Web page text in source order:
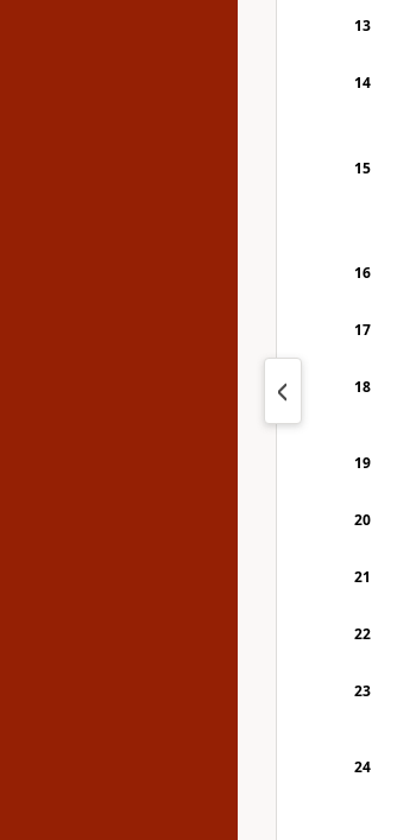
13
14
15
16
17
18
19
20
21
22
23
24